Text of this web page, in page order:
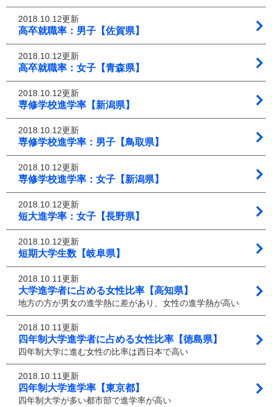
2018.10.12更新
高卒就職率：男子【佐賀県】
2018.10.12更新
高卒就職率：女子【青森県】
2018.10.12更新
専修学校進学率【新潟県】
2018.10.12更新
専修学校進学率：男子【鳥取県】
2018.10.12更新
専修学校進学率：女子【新潟県】
2018.10.12更新
短大進学率：女子【長野県】
2018.10.12更新
短期大学生数【岐阜県】
2018.10.11更新
大学進学者に占める女性比率【高知県】
地方の方が男女の進学熱に差があり、女性の進学熱が高い
2018.10.11更新
四年制大学進学者に占める女性比率【徳島県】
四年制大学に進む女性の比率は西日本で高い
2018.10.11更新
四年制大学進学率【東京都】
四年制大学が多い都市部で進学率が高い